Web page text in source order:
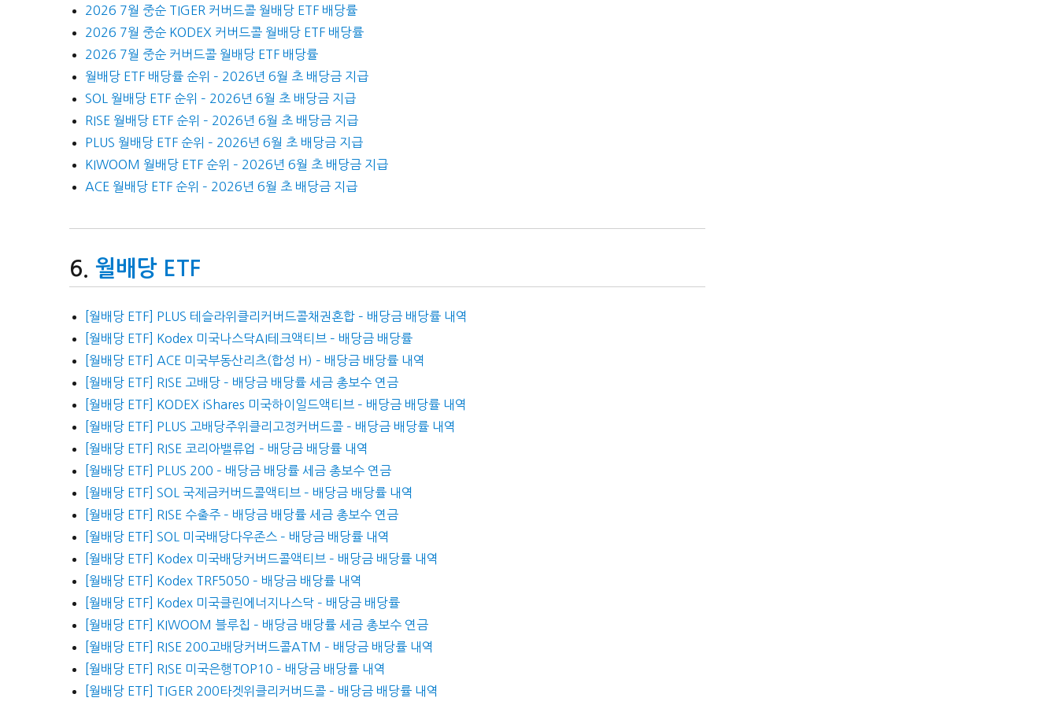
2026 7월 중순 TIGER 커버드콜 월배당 ETF 배당률
2026 7월 중순 KODEX 커버드콜 월배당 ETF 배당률
2026 7월 중순 커버드콜 월배당 ETF 배당률
월배당 ETF 배당률 순위 – 2026년 6월 초 배당금 지급
SOL 월배당 ETF 순위 – 2026년 6월 초 배당금 지급
RISE 월배당 ETF 순위 – 2026년 6월 초 배당금 지급
PLUS 월배당 ETF 순위 – 2026년 6월 초 배당금 지급
KIWOOM 월배당 ETF 순위 – 2026년 6월 초 배당금 지급
ACE 월배당 ETF 순위 – 2026년 6월 초 배당금 지급
월배당 ETF
[월배당 ETF] PLUS 테슬라위클리커버드콜채권혼합 – 배당금 배당률 내역
[월배당 ETF] Kodex 미국나스닥AI테크액티브 – 배당금 배당률
[월배당 ETF] ACE 미국부동산리츠(합성 H) – 배당금 배당률 내역
[월배당 ETF] RISE 고배당 – 배당금 배당률 세금 총보수 연금
[월배당 ETF] KODEX iShares 미국하이일드액티브 – 배당금 배당률 내역
[월배당 ETF] PLUS 고배당주위클리고정커버드콜 – 배당금 배당률 내역
[월배당 ETF] RISE 코리아밸류업 – 배당금 배당률 내역
[월배당 ETF] PLUS 200 – 배당금 배당률 세금 총보수 연금
[월배당 ETF] SOL 국제금커버드콜액티브 – 배당금 배당률 내역
[월배당 ETF] RISE 수출주 – 배당금 배당률 세금 총보수 연금
[월배당 ETF] SOL 미국배당다우존스 – 배당금 배당률 내역
[월배당 ETF] Kodex 미국배당커버드콜액티브 – 배당금 배당률 내역
[월배당 ETF] Kodex TRF5050 – 배당금 배당률 내역
[월배당 ETF] Kodex 미국클린에너지나스닥 – 배당금 배당률
[월배당 ETF] KIWOOM 블루칩 – 배당금 배당률 세금 총보수 연금
[월배당 ETF] RISE 200고배당커버드콜ATM – 배당금 배당률 내역
[월배당 ETF] RISE 미국은행TOP10 – 배당금 배당률 내역
[월배당 ETF] TIGER 200타겟위클리커버드콜 – 배당금 배당률 내역